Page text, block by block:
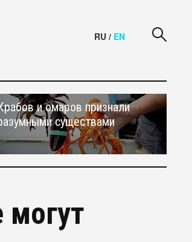
RU / EN
и омаров признали
существами
могут